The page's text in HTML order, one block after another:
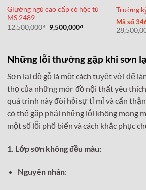
Giường ngủ cao cấp có hộc tủ
MS 2489
12,500,000₫ Giá
gốc
9,500,000₫Giá
Trường
Mã số
Những lỗi thường gặp khi sơn
Sơn lại đồ gỗ là một cách tuyệt vời để
thọ của những món đồ nội thất yêu
quá trình này đòi hỏi sự tỉ mỉ và cẩn
có thể gặp phải những lỗi không mong
một số lỗi phổ biến và cách khắc phục
1. Lớp sơn không đều màu:
Nguyên nhân: